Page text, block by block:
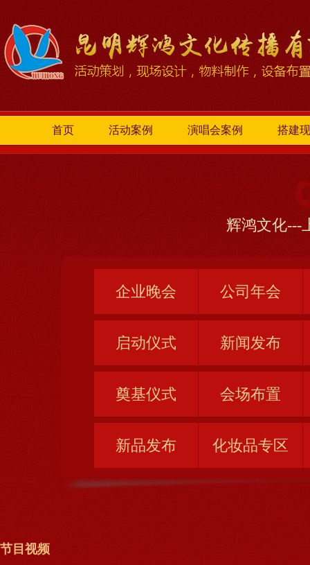
首页 活动案例 演唱会案例 搭建
辉鸿文化---
企业晚会 公司年会
启动仪式 新闻发布
奠基仪式 会场布置
新品发布 化妆品专区
节目视频